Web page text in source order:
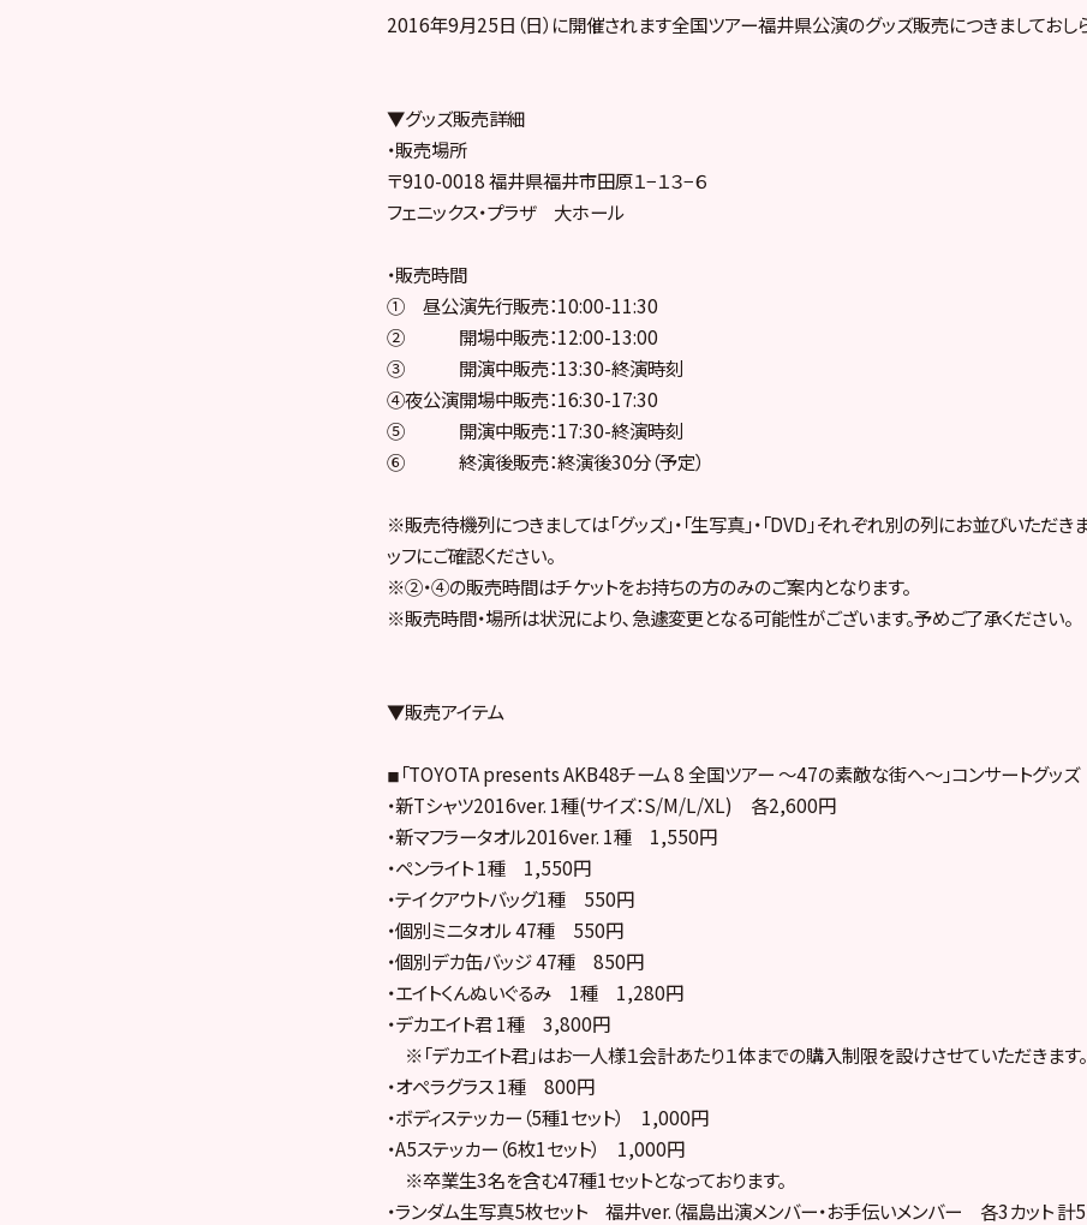
2016年9月25日（日）に開催されます全国ツアー福井県公演のグッズ販売につきましておし
▼グッズ販売詳細
・販売場所
〒910-0018 福井県福井市田原１−１３−６
フェニックス・プラザ 大ホール
・販売時間
① 昼公演先行販売：10:00-11:30
② 開場中販売：12:00-13:00
③ 開演中販売：13:30-終演時刻
④夜公演開場中販売：16:30-17:30
⑤ 開演中販売：17:30-終演時刻
⑥ 終演後販売：終演後30分（予定）
※販売待機列につきましては「グッズ」・「生写真」・「DVD」それぞれ別の列にお並びいただき
ッフにご確認ください。
※②・④の販売時間はチケットをお持ちの方のみのご案内となります。
※販売時間・場所は状況により､急遽変更となる可能性がございます。予めご了承ください。
▼販売アイテム
◾︎「TOYOTA presents AKB48チーム 8 全国ツアー ～47の素敵な街へ～」コンサートグッズ
・新Tシャツ2016ver. 1種(サイズ：S/M/L/XL) 各2,600円
・新マフラータオル2016ver. 1種 1,550円
・ペンライト 1種 1,550円
・テイクアウトバッグ1種 550円
・個別ミニタオル 47種 550円
・個別デカ缶バッジ 47種 850円
・エイトくんぬいぐるみ 1種 1,280円
・デカエイト君 1種 3,800円
※「デカエイト君」はお一人様１会計あたり１体までの購入制限を設けさせていただきます。
・オペラグラス 1種 800円
・ボディステッカー（5種1セット） 1,000円
・A5ステッカー（6枚1セット） 1,000円
※卒業生3名を含む47種1セットとなっております。
・ランダム生写真5枚セット 福井ver.（福島出演メンバー・お手伝いメンバー 各3カット 計